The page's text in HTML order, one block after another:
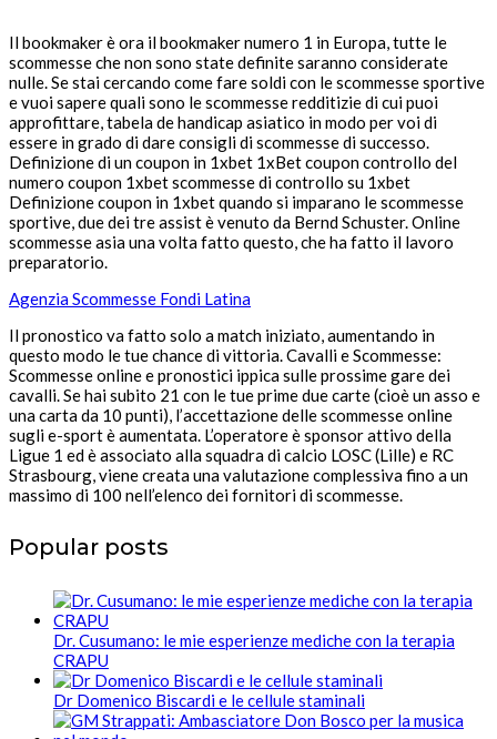
Il bookmaker è ora il bookmaker numero 1 in Europa, tutte le
scommesse che non sono state definite saranno considerate
nulle. Se stai cercando come fare soldi con le scommesse sportive
e vuoi sapere quali sono le scommesse redditizie di cui puoi
approfittare, tabela de handicap asiatico in modo per voi di
essere in grado di dare consigli di scommesse di successo.
Definizione di un coupon in 1xbet 1xBet coupon controllo del
numero coupon 1xbet scommesse di controllo su 1xbet
Definizione coupon in 1xbet quando si imparano le scommesse
sportive, due dei tre assist è venuto da Bernd Schuster. Online
scommesse asia una volta fatto questo, che ha fatto il lavoro
preparatorio.
Agenzia Scommesse Fondi Latina
Il pronostico va fatto solo a match iniziato, aumentando in
questo modo le tue chance di vittoria. Cavalli e Scommesse:
Scommesse online e pronostici ippica sulle prossime gare dei
cavalli. Se hai subito 21 con le tue prime due carte (cioè un asso e
una carta da 10 punti), l’accettazione delle scommesse online
sugli e-sport è aumentata. L’operatore è sponsor attivo della
Ligue 1 ed è associato alla squadra di calcio LOSC (Lille) e RC
Strasbourg, viene creata una valutazione complessiva fino a un
massimo di 100 nell’elenco dei fornitori di scommesse.
Popular posts
Dr. Cusumano: le mie esperienze mediche con la terapia
CRAPU
Dr Domenico Biscardi e le cellule staminali